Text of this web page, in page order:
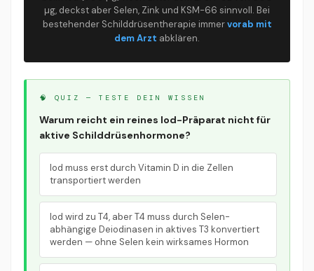
L-Tyrosin ✓ 500 mg
Adaptogen-
Komplex
Ginseng
HPA + HPT
✓ Beide
µg, deckst aber Selen, Zink und KSM-66 sinnvoll. Bei
bestehender Schilddrüsentherapie immervorab mit
dem Arzt abklären.
🧠 QUIZ — TESTE DEIN WISSEN
Warum reicht ein reines Iod-Präparat nicht für
aktive Schilddrüsenhormone?
Iod muss erst durch Vitamin D in die Zellen
transportiert werden
Iod wird zu T4, aber T4 muss durch Selen-
abhängige Deiodinasen in aktives T3 konvertiert
werden — ohne Selen kein wirksames Hormon